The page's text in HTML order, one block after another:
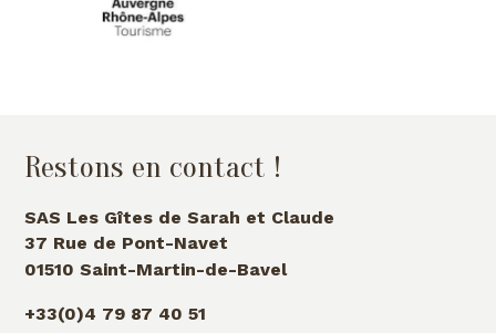
Restons en contact !
SAS Les Gîtes de Sarah et Claude
37 Rue de Pont-Navet
01510 Saint-Martin-de-Bavel
+33(0)4 79 87 40 51